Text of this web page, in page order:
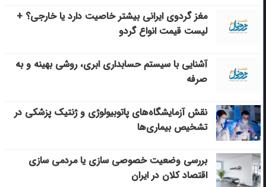
مغز گردوی ایرانی بیشتر خاصیت دارد یا خارجی؟ +
لیست قیمت انواع گردو
آشنایی با سیستم حسابداری ابری، روشی بهینه و به
صرفه
نقش آزمایشگاه‌های پاتوبیولوژی و ژنتیک پزشکی در
تشخیص بیماری‌ها
بررسی وضعیت خصوصی سازی یا مردمی سازی
اقتصاد کلان در ایران